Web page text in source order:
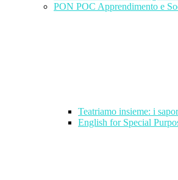
PON POC Apprendimento e
Teatriamo insieme: i
English for Special